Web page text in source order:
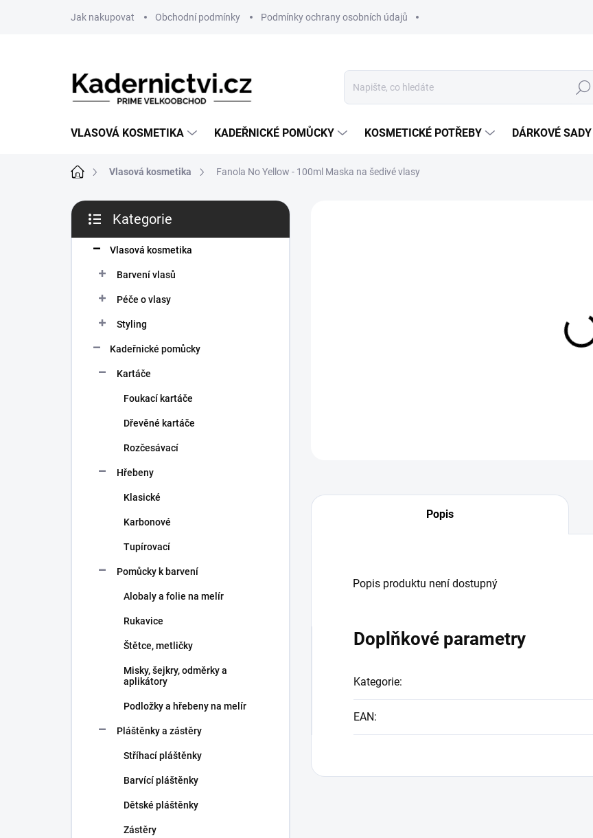
Jak nakupovat Obchodní podmínky Podmínky ochrany osobních údajů
Hledat
VLASOVÁ KOSMETIKA KADEŘNICKÉ POMŮCKY KOSMETICKÉ POTŘEBY DÁRKOVÉ SADY
Domů Vlasová kosmetika Fanola No Yellow - 100ml Maska na šedivé vlasy
P
s
kategorie
Kategorie
Vlasová kosmetika
Barvení vlasů
Péče o vlasy
Styling
Kadeřnické pomůcky
Kartáče
Foukací kartáče
Dřevěné kartáče
Rozčesávací
Hřebeny
Klasické
Karbonové
Tupírovací
Pomůcky k barvení
Alobaly a folie na melír
Rukavice
Štětce, metličky
Misky, šejkry, odměrky a
aplikátory
Podložky a hřebeny na melír
Pláštěnky a zástěry
Stříhací pláštěnky
Barvící pláštěnky
Dětské pláštěnky
Zástěry
Popis
Popis produktu není dostupný
Doplňkové parametry
Kategorie:
EAN: